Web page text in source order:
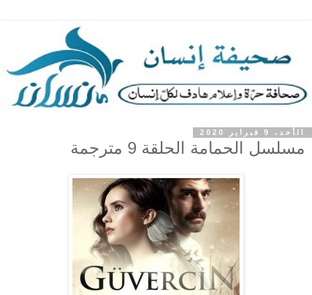
الأحد، 9 فبراير 2020
مسلسل الحمامة الحلقة 9 مترجمة